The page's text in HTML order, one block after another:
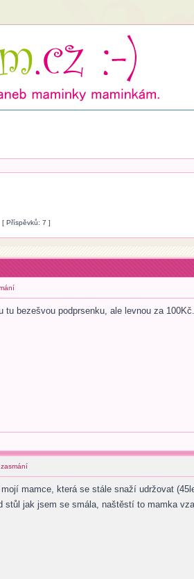
[ Příspěvků: 7 ]
tu bezešvou podprsenku, ale levnou za
mamce, která se stále snaží udržovat
stůl jak jsem se smála, naštěstí to mamka